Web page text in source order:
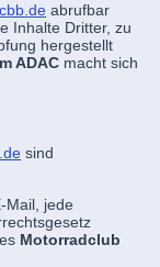
abrufbar
Inhalte Dritter, zu
hergestellt
ADAC macht sich
sind
Mail, jede
Motorradclub